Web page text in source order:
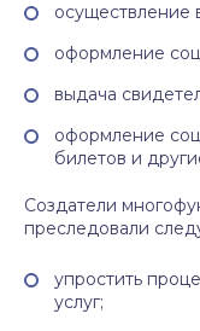
осуществление
оформление
выдача
оформление
билетов и
Создатели
преследовали
упростить
услуг;